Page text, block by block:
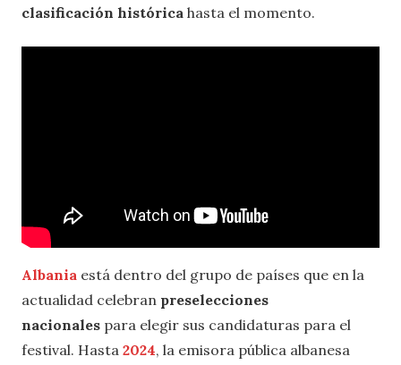
clasificación histórica hasta el momento.
Albania está dentro del grupo de países que en la
actualidad celebran preselecciones
nacionales para elegir sus candidaturas para el
festival. Hasta 2024, la emisora pública albanesa